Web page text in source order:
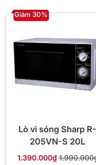
Giảm 30%
Lò vi sóng Sharp R-
205VN-S 20L
1.390.000₫